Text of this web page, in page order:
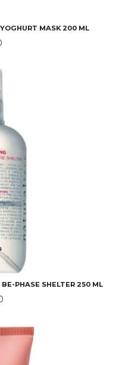
MASK 200 ML
PHASE SHELTER 250 ML